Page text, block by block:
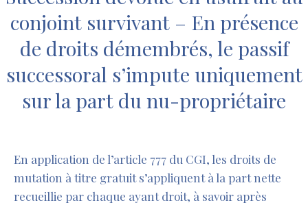
conjoint survivant – En présence
de droits démembrés, le passif
successoral s’impute uniquement
sur la part du nu-propriétaire
En application de l’article 777 du CGI, les droits de
mutation à titre gratuit s’appliquent à la part nette
recueillie par chaque ayant droit, à savoir après